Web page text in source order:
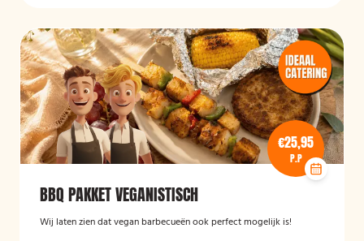
€25,95
P.P
BBQ PAKKET VEGANISTISCH
Wij laten zien dat vegan barbecueën ook perfect mogelijk is!